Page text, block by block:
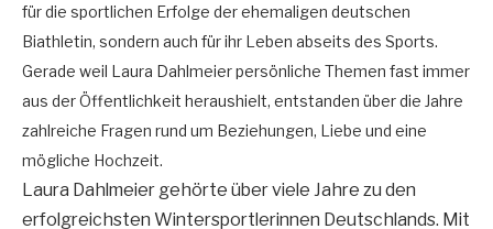
für die sportlichen Erfolge der ehemaligen deutschen
Biathletin, sondern auch für ihr Leben abseits des Sports.
Gerade weil Laura Dahlmeier persönliche Themen fast immer
aus der Öffentlichkeit heraushielt, entstanden über die Jahre
zahlreiche Fragen rund um Beziehungen, Liebe und eine
mögliche Hochzeit.
Laura Dahlmeier gehörte über viele Jahre zu den
erfolgreichsten Wintersportlerinnen Deutschlands. Mit